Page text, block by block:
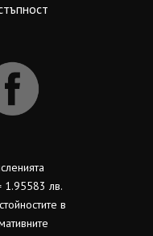
1.95583 лв.
в